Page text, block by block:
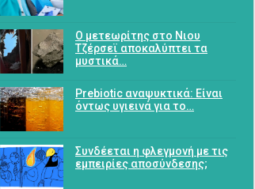
Ο μετεωρίτης στο Νιου
Τζέρσεϊ αποκαλύπτει τα
μυστικά…
Prebiotic αναψυκτικά: Είναι
όντως υγιεινά για το…
Συνδέεται η φλεγμονή με τις
εμπειρίες αποσύνδεσης;